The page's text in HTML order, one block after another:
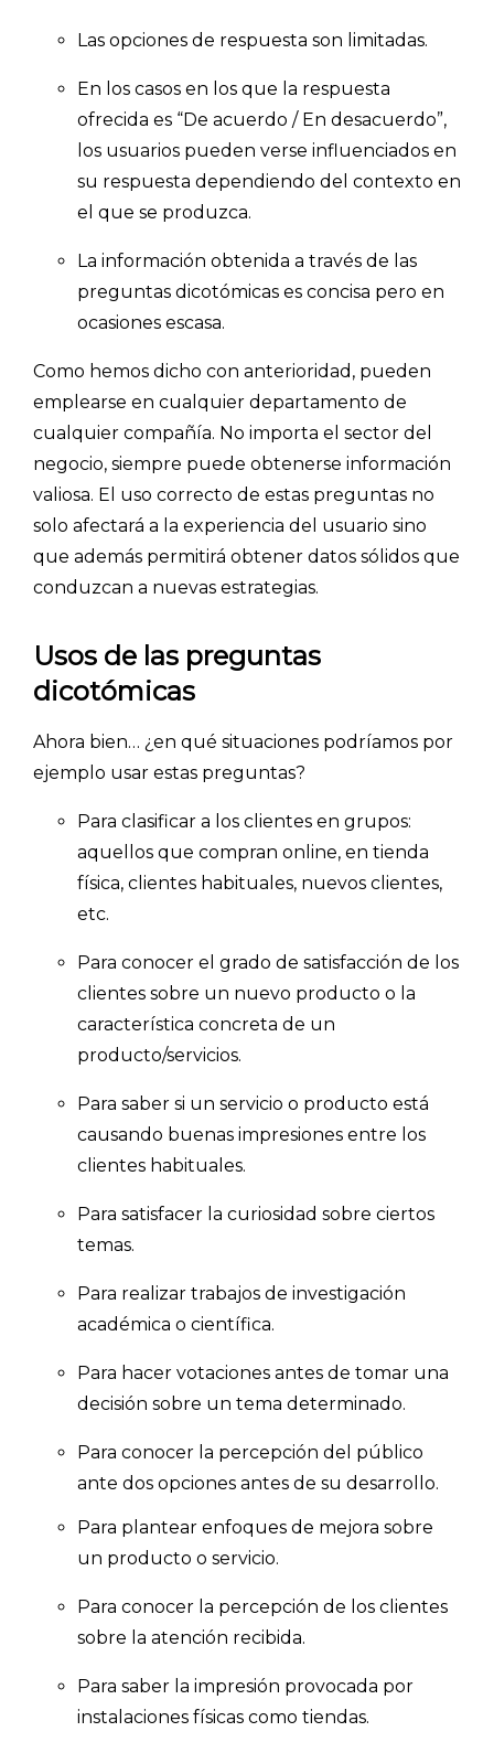
- Artículos destacados
- Consejos para tu encuesta
- Encuestas de NPS
- Encuestas de recursos humanos
- Encuestas de satisfacción de cliente
- Inteligencia artificial
- Investigación de mercados
- Marketing y encuestas
Las opciones de respuesta son limitadas.
En los casos en los que la respuesta
ofrecida es “De acuerdo / En desacuerdo”,
los usuarios pueden verse influenciados en
su respuesta dependiendo del contexto en
el que se produzca.
La información obtenida a través de las
preguntas dicotómicas es concisa pero en
ocasiones escasa.
Como hemos dicho con anterioridad, pueden
emplearse en cualquier departamento de
cualquier compañía. No importa el sector del
negocio, siempre puede obtenerse información
valiosa. El uso correcto de estas preguntas no
solo afectará a la experiencia del usuario sino
que además permitirá obtener datos sólidos que
conduzcan a nuevas estrategias.
Usos de las preguntas
dicotómicas
Ahora bien… ¿en qué situaciones podríamos por
ejemplo usar estas preguntas?
Para clasificar a los clientes en grupos:
aquellos que compran online, en tienda
física, clientes habituales, nuevos clientes,
etc.
Para conocer el grado de satisfacción de los
clientes sobre un nuevo producto o la
característica concreta de un
producto/servicios.
Para saber si un servicio o producto está
causando buenas impresiones entre los
clientes habituales.
Para satisfacer la curiosidad sobre ciertos
temas.
Para realizar trabajos de investigación
académica o científica.
Para hacer votaciones antes de tomar una
decisión sobre un tema determinado.
Para conocer la percepción del público
ante dos opciones antes de su desarrollo.
Para plantear enfoques de mejora sobre
un producto o servicio.
Para conocer la percepción de los clientes
sobre la atención recibida.
Para saber la impresión provocada por
instalaciones físicas como tiendas.